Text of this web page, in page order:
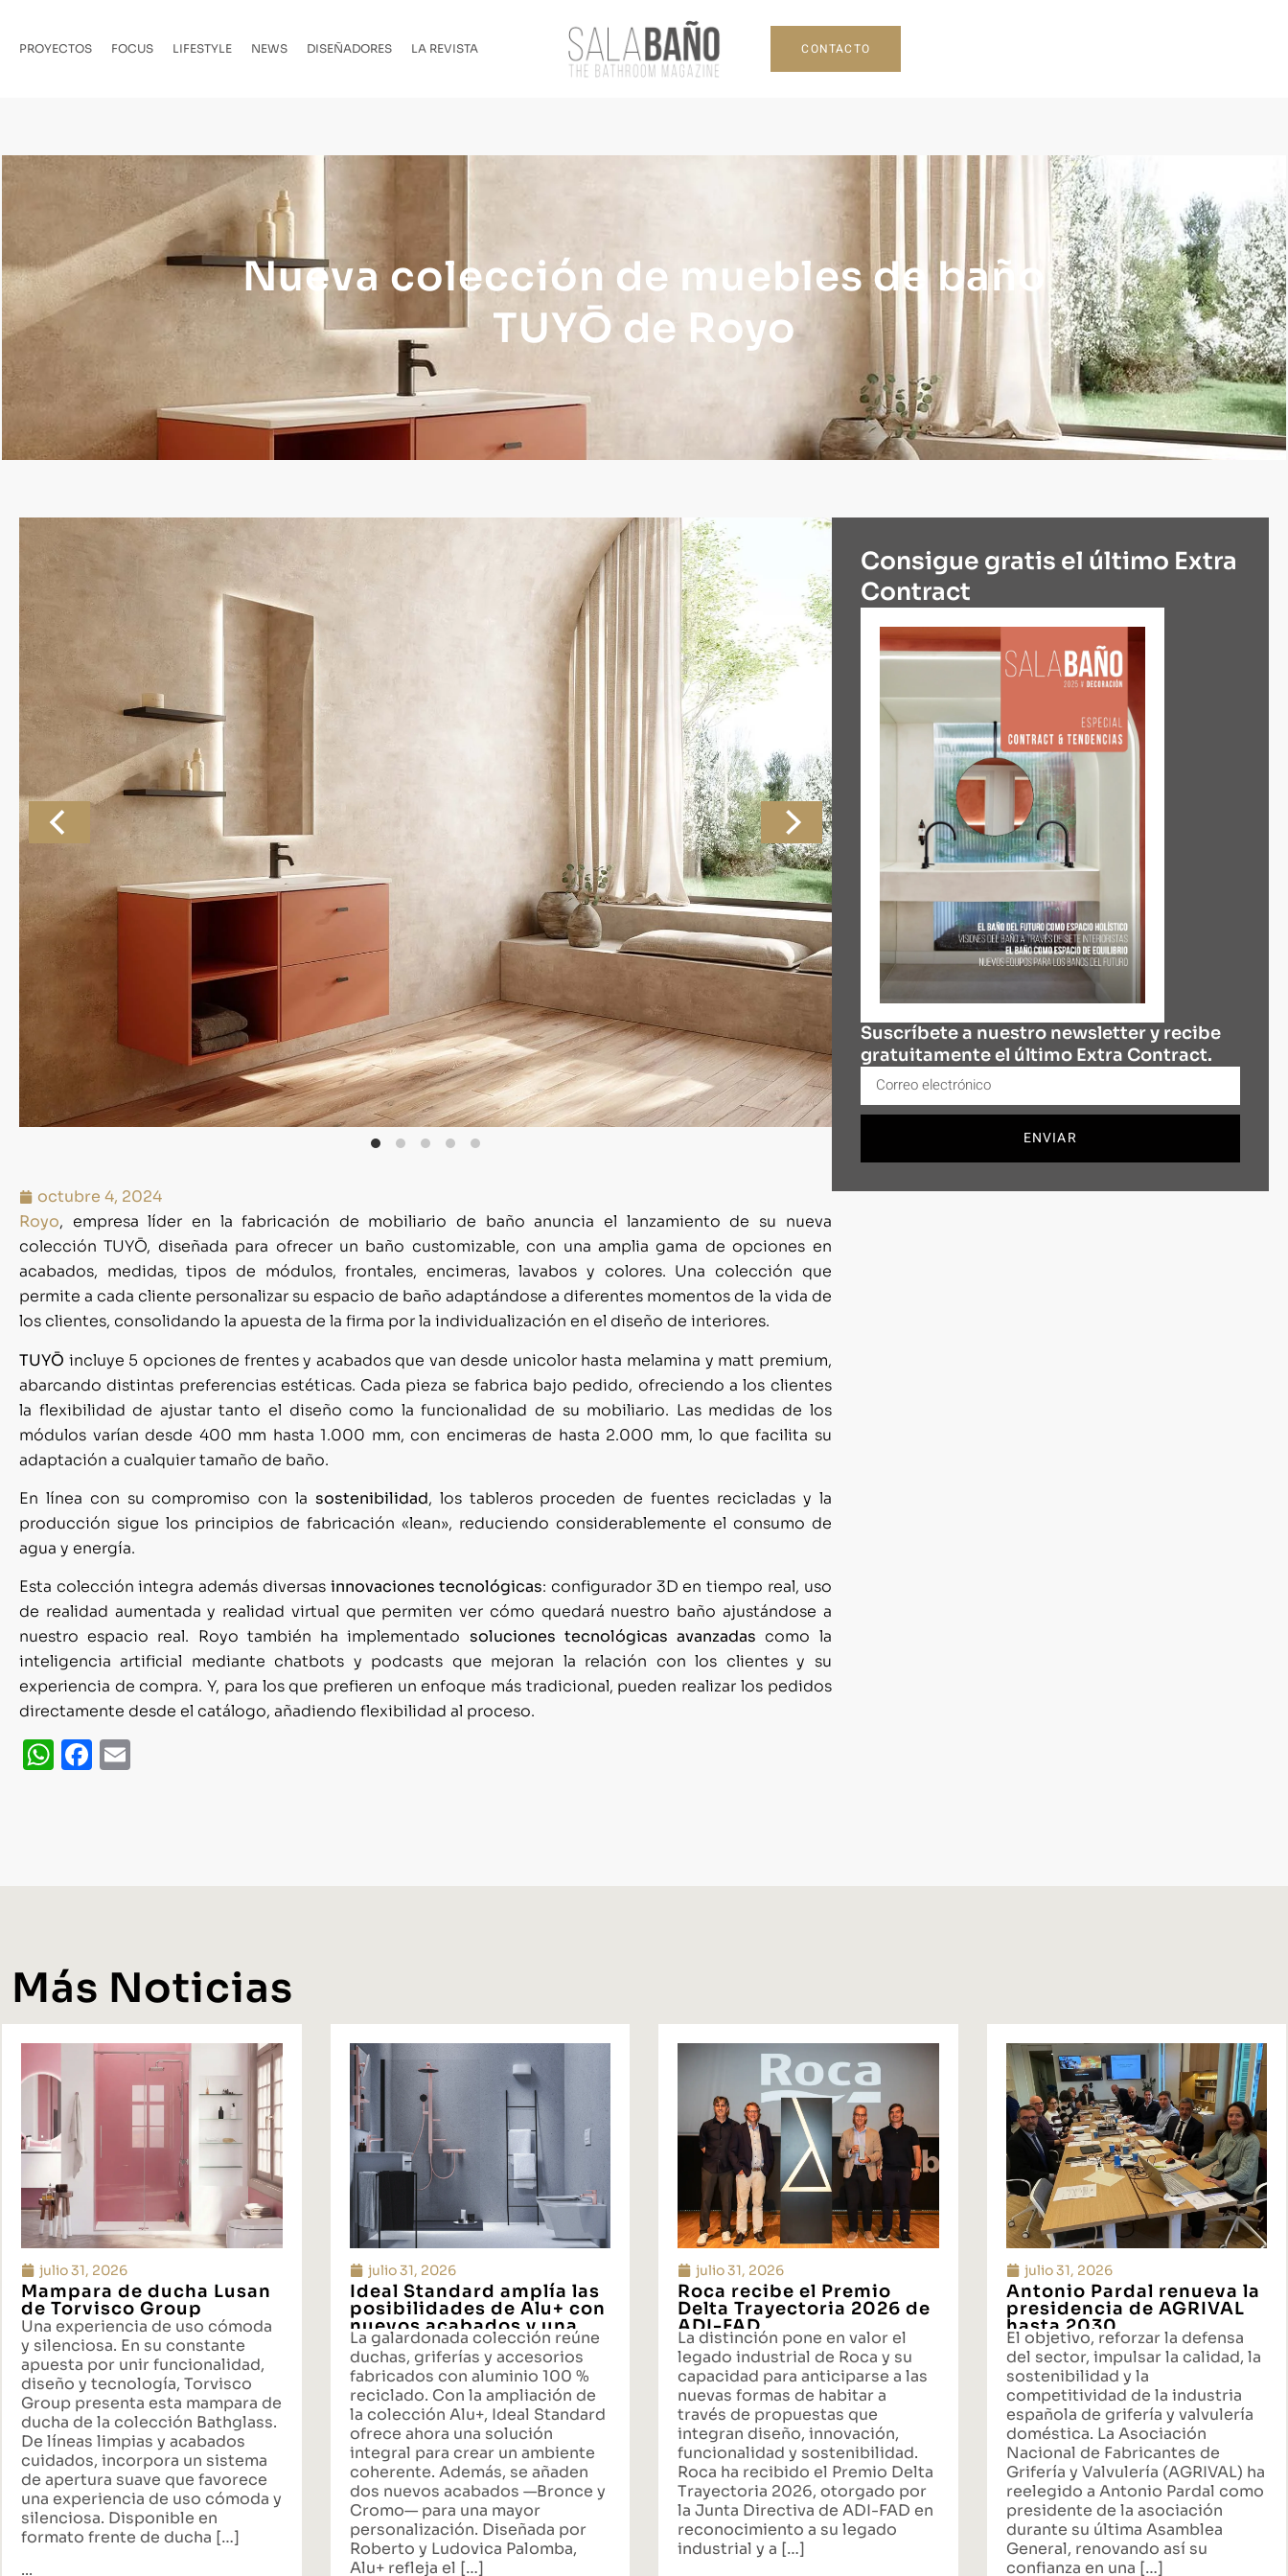
PROYECTOS FOCUS LIFESTYLE NEWS DISEÑADORES LA REVISTA CONTACTO
Nueva colección de muebles de baño
TUYŌ de Royo
octubre 4, 2024
Royo, empresa líder en la fabricación de mobiliario de baño anuncia el lanzamiento de su nueva
colección TUYŌ, diseñada para ofrecer un baño customizable, con una amplia gama de opciones en
acabados, medidas, tipos de módulos, frontales, encimeras, lavabos y colores. Una colección que
permite a cada cliente personalizar su espacio de baño adaptándose a diferentes momentos de la vida de
los clientes, consolidando la apuesta de la firma por la individualización en el diseño de interiores.
TUYŌ incluye 5 opciones de frentes y acabados que van desde unicolor hasta melamina y matt premium,
abarcando distintas preferencias estéticas. Cada pieza se fabrica bajo pedido, ofreciendo a los clientes
la flexibilidad de ajustar tanto el diseño como la funcionalidad de su mobiliario. Las medidas de los
módulos varían desde 400 mm hasta 1.000 mm, con encimeras de hasta 2.000 mm, lo que facilita su
adaptación a cualquier tamaño de baño.
En línea con su compromiso con la sostenibilidad, los tableros proceden de fuentes recicladas y la
producción sigue los principios de fabricación «lean», reduciendo considerablemente el consumo de
agua y energía.
Esta colección integra además diversas innovaciones tecnológicas: configurador 3D en tiempo real, uso
de realidad aumentada y realidad virtual que permiten ver cómo quedará nuestro baño ajustándose a
nuestro espacio real. Royo también ha implementado soluciones tecnológicas avanzadas como la
inteligencia artificial mediante chatbots y podcasts que mejoran la relación con los clientes y su
experiencia de compra. Y, para los que prefieren un enfoque más tradicional, pueden realizar los pedidos
directamente desde el catálogo, añadiendo flexibilidad al proceso.
WhatsApp
Facebook
Consigue gratis el último Extra
Contract
Suscríbete a nuestro newsletter y recibe
gratuitamente el último Extra Contract.
ENVIAR
Más Noticias
julio 31, 2026
Mampara de ducha Lusan
de Torvisco Group
Una experiencia de uso cómoda
y silenciosa. En su constante
apuesta por unir funcionalidad,
diseño y tecnología, Torvisco
Group presenta esta mampara de
ducha de la colección Bathglass.
De líneas limpias y acabados
cuidados, incorpora un sistema
de apertura suave que favorece
una experiencia de uso cómoda y
silenciosa. Disponible en
formato frente de ducha […]
...
julio 31, 2026
Ideal Standard amplía las
posibilidades de Alu+ con
nuevos acabados y una
propuesta integral de
baño
La galardonada colección reúne
duchas, griferías y accesorios
fabricados con aluminio 100 %
reciclado. Con la ampliación de
la colección Alu+, Ideal Standard
ofrece ahora una solución
integral para crear un ambiente
coherente. Además, se añaden
dos nuevos acabados —Bronce y
Cromo— para una mayor
personalización. Diseñada por
Roberto y Ludovica Palomba,
Alu+ refleja el […]
julio 31, 2026
Roca recibe el Premio
Delta Trayectoria 2026 de
ADI-FAD
La distinción pone en valor el
legado industrial de Roca y su
capacidad para anticiparse a las
nuevas formas de habitar a
través de propuestas que
integran diseño, innovación,
funcionalidad y sostenibilidad.
Roca ha recibido el Premio Delta
Trayectoria 2026, otorgado por
la Junta Directiva de ADI-FAD en
reconocimiento a su legado
industrial y a […]
julio 31, 2026
Antonio Pardal renueva la
presidencia de AGRIVAL
hasta 2030
El objetivo, reforzar la defensa
del sector, impulsar la calidad, la
sostenibilidad y la
competitividad de la industria
española de grifería y valvulería
doméstica. La Asociación
Nacional de Fabricantes de
Grifería y Valvulería (AGRIVAL) ha
reelegido a Antonio Pardal como
presidente de la asociación
durante su última Asamblea
General, renovando así su
confianza en una […]